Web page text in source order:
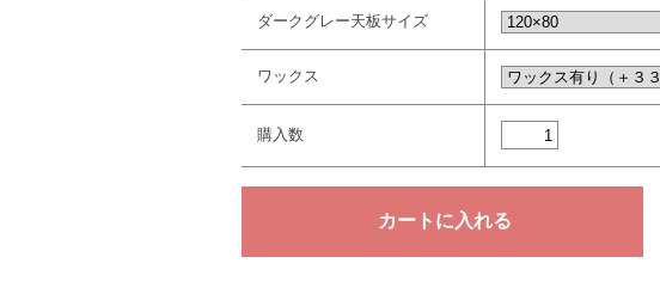
ダークグレー天板サイズ
ワックス
購入数